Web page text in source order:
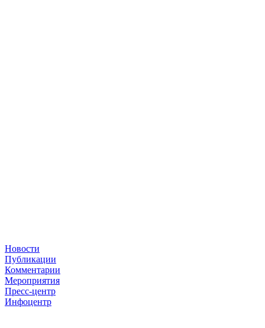
Новости
Публикации
Комментарии
Мероприятия
Пресс-центр
Инфоцентр